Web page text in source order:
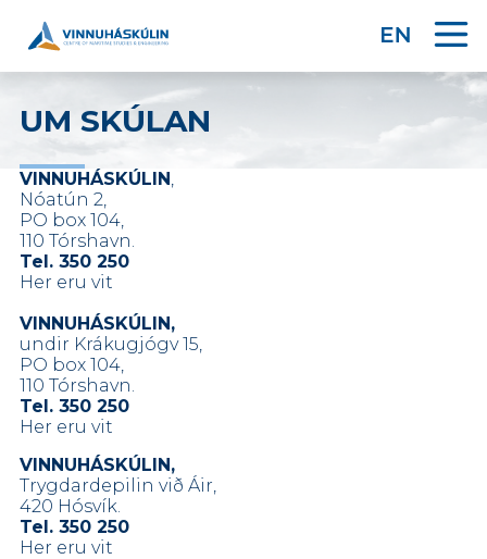
UM SKÚLAN
VINNUHÁSKÚLIN,
Nóatún 2,
PO box 104,
110 Tórshavn.
Tel. 350 250
Her eru vit
VINNUHÁSKÚLIN,
undir Krákugjógv 15,
PO box 104,
110 Tórshavn.
Tel. 350 250
Her eru vit
VINNUHÁSKÚLIN,
Trygdardepilin við Áir,
420 Hósvík.
Tel. 350 250
Her eru vit